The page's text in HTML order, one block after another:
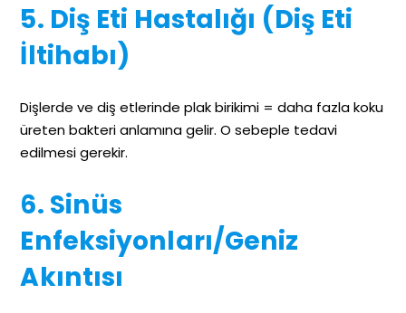
5. Diş Eti Hastalığı (Diş Eti
İltihabı)
Dişlerde ve diş etlerinde plak birikimi = daha fazla koku
üreten bakteri anlamına gelir. O sebeple tedavi
edilmesi gerekir.
6. Sinüs
Enfeksiyonları/Geniz
Akıntısı